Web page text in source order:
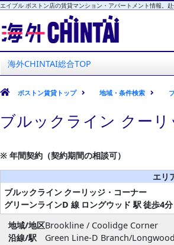
エイブル ボストン店の賃貸マンション・アパートメント情報。
海外CHINTAI
エイブル ボストン店
海外CHINTAI総合TOP
ボストン賃貸トップ 地域・条件検索
ブルックライン クー
※ 年間契約（契約期間の相談可）
エリ
ブルックライン クーリッジ・コーナー
グリーンラインD 線 ロングウッド 駅徒歩4分
地域/地区Brookline / Coolidge Corner
沿線/駅
Green Line-D Branch/Longwood